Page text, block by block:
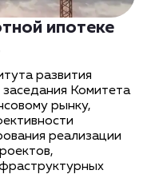
ипотеке
развития
Комитета
рынку,
реализации